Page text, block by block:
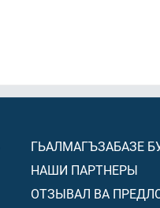
ГЬАЛМАГЪЗАБАЗЕ
НАШИ ПАРТНЕРЫ
ОТЗЫВАЛ ВА